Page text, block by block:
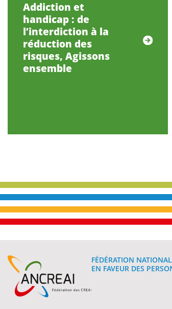
Addiction et
handicap : de
l’interdiction à la
réduction des
risques, Agissons
ensemble
FÉDÉRATION
EN FAVEUR DES